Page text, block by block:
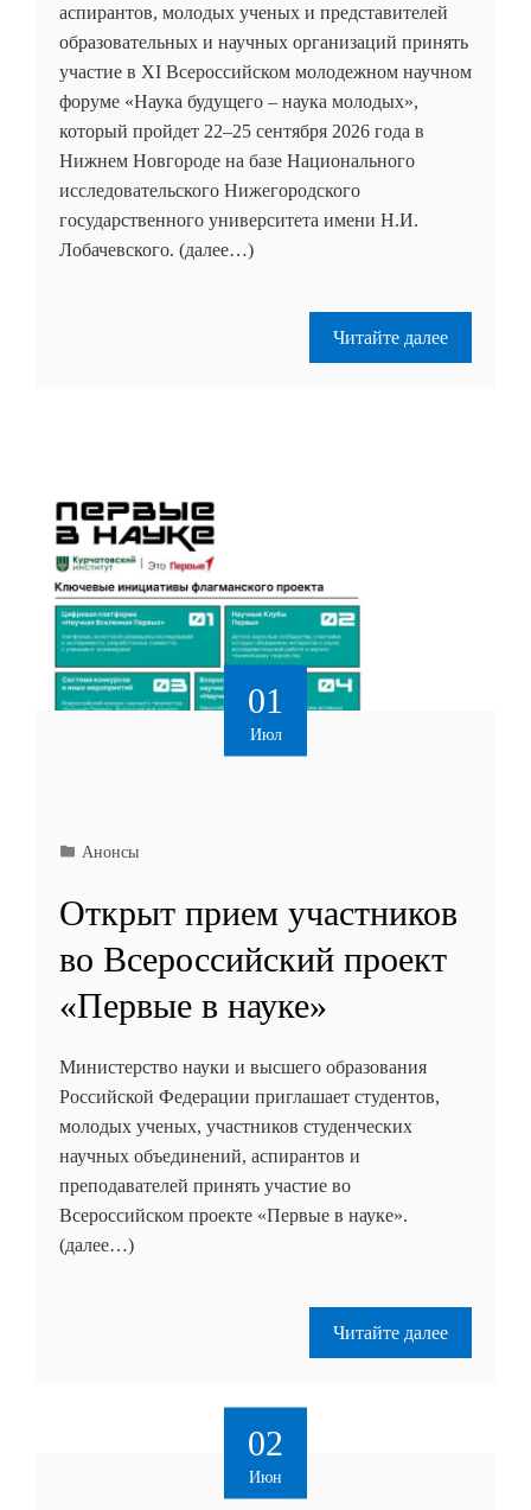
аспирантов, молодых ученых и представителей
образовательных и научных организаций принять
участие в XI Всероссийском молодежном научном
форуме «Наука будущего – наука молодых»,
который пройдет 22–25 сентября 2026 года в
Нижнем Новгороде на базе Национального
исследовательского Нижегородского
государственного университета имени Н.И.
Лобачевского. (далее…)
Читайте далее
01
Июл
Анонсы
Открыт прием участников
во Всероссийский проект
«Первые в науке»
Министерство науки и высшего образования
Российской Федерации приглашает студентов,
молодых ученых, участников студенческих
научных объединений, аспирантов и
преподавателей принять участие во
Всероссийском проекте «Первые в науке».
(далее…)
Читайте далее
02
Июн